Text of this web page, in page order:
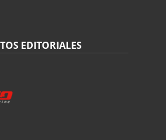
EDITORIALES